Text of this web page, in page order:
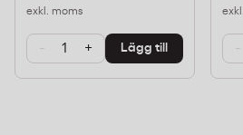
innebär att den kan sorteras
enligt svenska riktlinjer.
exkl. moms
- + Lägg till -